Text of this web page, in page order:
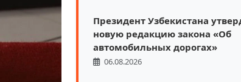
Президент Узбекистана
новую редакцию закона «Об
автомобильных дорогах»
06.08.2026